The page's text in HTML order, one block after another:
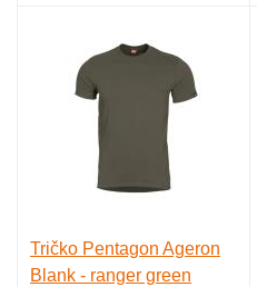
Tričko Pentagon Ageron
Blank - ranger green